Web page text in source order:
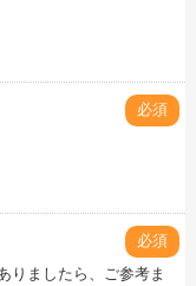
必須
必須
りましたら、ご参考ま